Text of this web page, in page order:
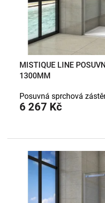
MISTIQUE LINE
1300MM
6 267 Kč
Posuvná sprchová